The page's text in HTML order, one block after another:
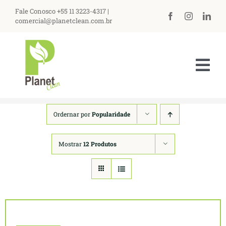
para
conteúdo
Fale Conosco +55 11 3223-4317 |
comercial@planetclean.com.br
HOME
NOSSA EMPRESA
PRODUTOS
ASSISTÊNCIA TÉCNICA
Ordernar porPopularidade
Mostrar12 Produtos